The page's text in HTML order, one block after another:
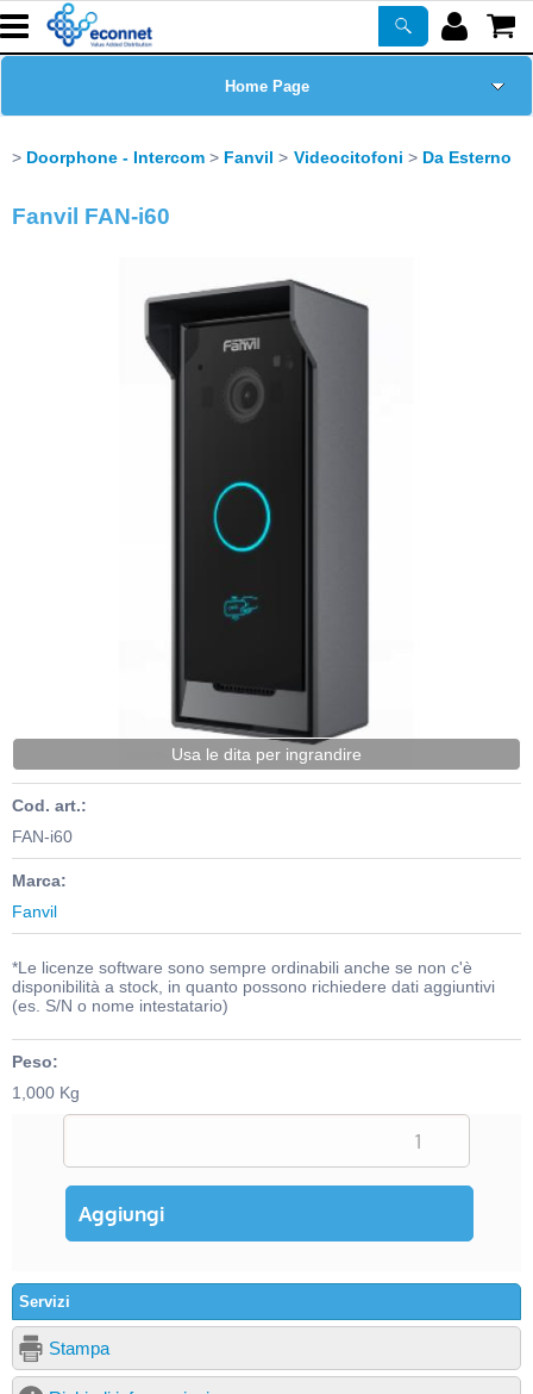
Home Page
ASSISTENZA
Certificazioni
PROMO ATTIVE
Doorphone - Intercom Fanvil Videocitofoni Da Esterno
Fanvil FAN-i60
Usa le dita per ingrandire
Cod. art.:
FAN-i60
Marca:
Fanvil
*Le licenze software sono sempre ordinabili anche se non c'è
disponibilità a stock, in quanto possono richiedere dati aggiuntivi
(es. S/N o nome intestatario)
Peso:
1,000 Kg
Servizi
Stampa